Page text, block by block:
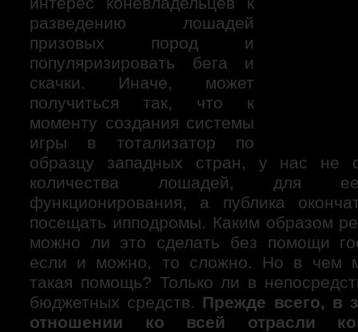
разведению лошадей
призовых пород и
популяризировать бега и
скачки. Иначе, может
получиться так, что к
моменту создания системы
игры в тотализатор по
образцу западных стран, у нас не
количества лошадей, для ее
функционирования, а публика
посещать ипподромы. Каким образом
можно ли это сделать без помощи
если и можно, то сложно. Но в чем
такая помощь? Только ли в
бюджетных средств. Прежде всего, в
отношении ко всей отрасли